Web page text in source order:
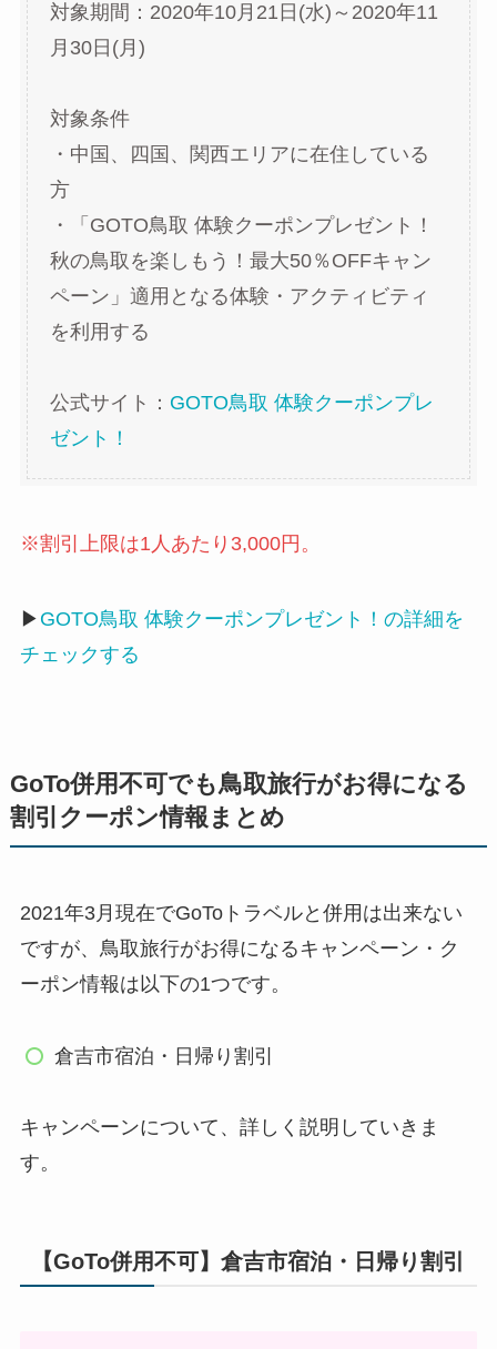
対象期間：2020年10月21日(水)～2020年11
月30日(月)
対象条件
・中国、四国、関西エリアに在住している
方
・「GOTO鳥取 体験クーポンプレゼント！
秋の鳥取を楽しもう！最大50％OFFキャン
ペーン」適用となる体験・アクティビティ
を利用する
公式サイト： GOTO鳥取 体験クーポンプレ
ゼント！
※割引上限は1人あたり3,000円。
▶ GOTO鳥取 体験クーポンプレゼント！の詳細を
チェックする
GoTo併用不可でも鳥取旅行がお得になる
割引クーポン情報まとめ
2021年3月現在でGoToトラベルと併用は出来ない
ですが、鳥取旅行がお得になるキャンペーン・ク
ーポン情報は以下の1つです。
倉吉市宿泊・日帰り割引
キャンペーンについて、詳しく説明していきま
す。
【GoTo併用不可】倉吉市宿泊・日帰り割引